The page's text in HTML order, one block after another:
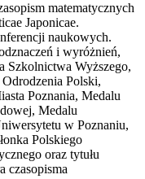
matematycznych
Japonicae.
naukowych.
i wyróżnień,
Szkolnictwa Wyższego,
Polski,
Poznania, Medalu
Medalu
w Poznaniu,
Polskiego
oraz tytułu
czasopisma